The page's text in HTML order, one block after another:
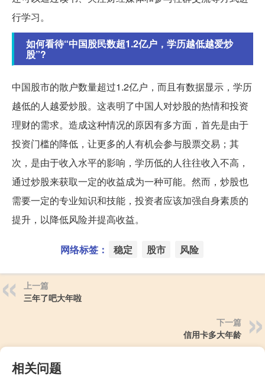
行学习。
如何看待“中国股民数超1.2亿户，学历越低越爱炒
股”?
中国股市的散户数量超过1.2亿户，而且有数据显示，学历
越低的人越爱炒股。这表明了中国人对炒股的热情和投资
理财的需求。造成这种情况的原因有多方面，首先是由于
投资门槛的降低，让更多的人有机会参与股票交易；其
次，是由于收入水平的影响，学历低的人往往收入不高，
通过炒股来获取一定的收益成为一种可能。然而，炒股也
需要一定的专业知识和技能，投资者应该加强自身素质的
提升，以降低风险并提高收益。
网络标签： 稳定 股市 风险
上一篇
三年了吧大年啦
下一篇
信用卡多大年龄
相关问题